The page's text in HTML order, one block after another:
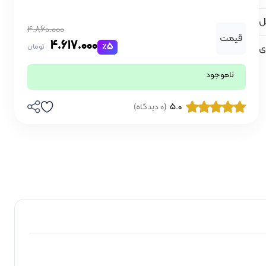
قیمت
4.860.000
4.617.000 تومان ٪5
ناموجود
5.0 (0 دیدگاه)